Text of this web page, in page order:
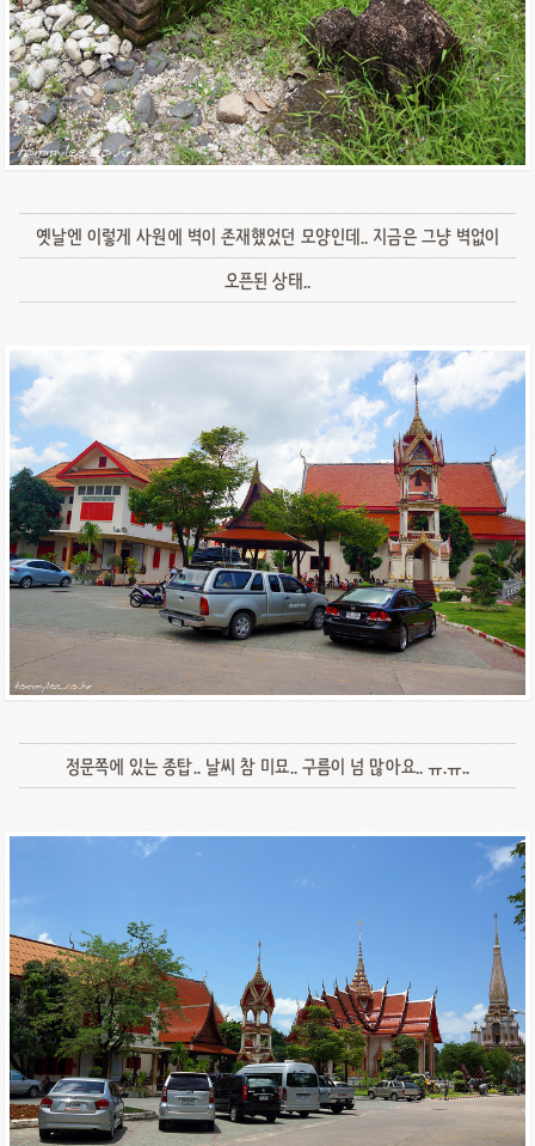
옛날엔 이렇게 사원에 벽이 존재했었던 모양인데.. 지금은 그냥 벽없이
오픈된 상태..
정문쪽에 있는 종탑.. 날씨 참 미묘.. 구름이 넘 많아요.. ㅠ.ㅠ..